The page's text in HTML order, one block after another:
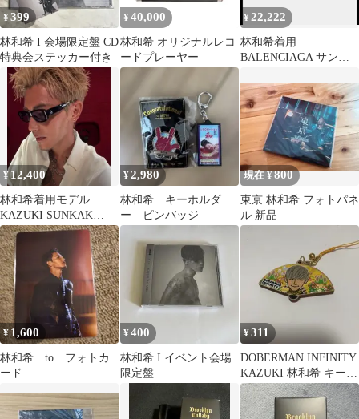
¥399
林和希 I 会場限定盤 CD
特典会ステッカー付き
¥ 40,000
林和希 オリジナルレコ
ードプレーヤー
¥22,222
林和希着用
BALENCIAGA サング
¥12,400
林和希着用モデル
KAZUKI SUNKAK
TYPE 16 サングラス 新
品
¥2,980
林和希 キーホルダ
ー ピンバッジ
現在 ¥800
東京 林和希 フォトパネ
ル 新品
¥1,600
林和希 to フォトカ
ード
¥400
林和希 I イベント会場
限定盤
¥311
DOBERMAN INFINITY
KAZUKI 林和希 キーホ
ルダー